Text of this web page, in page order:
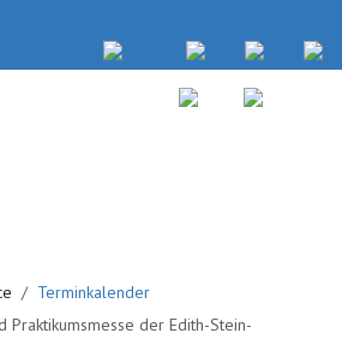
Terminkalender
Praktikumsmesse der Edith-Stein-